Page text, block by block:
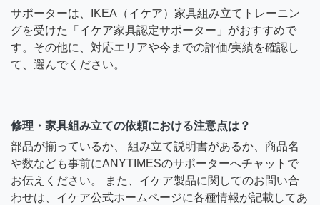
サポーターは、IKEA（イケア）家具組み立てトレーニン
グを受けた「イケア家具認定サポーター」がおすすめで
す。その他に、対応エリアや今までの評価/実績を確認し
て、選んでください。
修理・家具組み立ての依頼における注意点は？
部品が揃っているか、 組み立て説明書があるか、商品名
や数なども事前にANYTIMESのサポーターへチャットで
お伝えください。 また、イケア製品に関してのお問い合
わせは、イケア公式ホームページに各種情報が記載してあ